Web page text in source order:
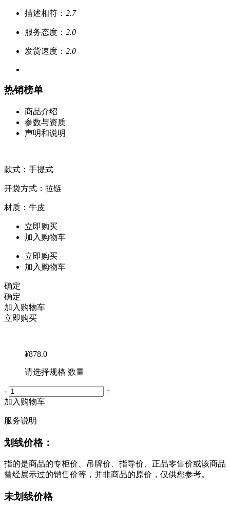
描述相符： 2.7
服务态度： 2.0
发货速度： 2.0
热销榜单
商品介绍
参数与资质
声明和说明
款式：手提式
开袋方式：拉链
材质：牛皮
立即购买
加入购物车
立即购买
加入购物车
确定
确定
加入购物车
立即购买
¥878.0
请选择规格 数量
-
+
加入购物车
服务说明
划线价格：
指的是商品的专柜价、吊牌价、指导价、正品零售价或该商品
曾经展示过的销售价等，并非商品的原价，仅供您参考。
未划线价格